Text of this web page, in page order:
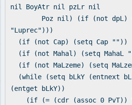
nil BoyAtr nil pzLr nil
Poz nil) (if (not dpL)
"Luprec")))
(if (not Cap) (setq Cap ""))
(if (not Mahal) (setq MahaL
(if (not MaLzeme) (setq
(while (setq bLkY (entnext
(entget bLkY))
(if (= (cdr (assoc 0 PvT))